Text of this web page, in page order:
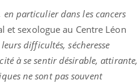
particulier dans les cancers
et sexologue au Centre Léon
difficultés, sécheresse
à se sentir désirable, attirante,
ne sont pas souvent